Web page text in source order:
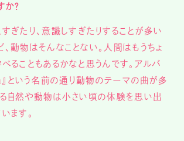
か？
ぎたり、意識しすぎたりすることが多い
動物はそんなことない。人間はもうちょ
ることもあるかなと思うんです。アルバ
という名前の通り動物のテーマの曲が多
る自然や動物は小さい頃の体験を思い出
ます。